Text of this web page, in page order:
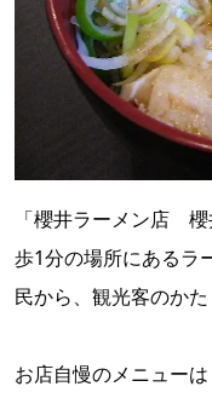
「櫻井ラーメン店
歩1分の場所にあるラ
民から、観光客のか
お店自慢のメニュー